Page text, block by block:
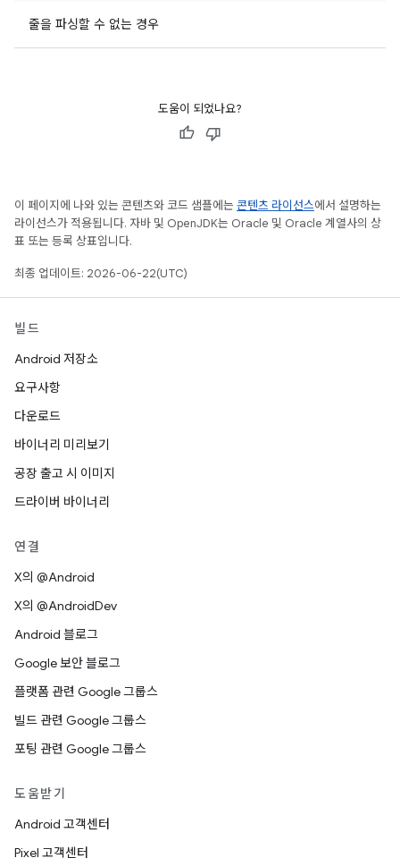
줄을 파싱할 수 없는 경우
도움이 되었나요?
이 페이지에 나와 있는 콘텐츠와 코드 샘플에는 콘텐츠 라이선스에서 설명하는
라이선스가 적용됩니다. 자바 및 OpenJDK는 Oracle 및 Oracle 계열사의 상
표 또는 등록 상표입니다.
최종 업데이트: 2026-06-22(UTC)
빌드
Android 저장소
요구사항
다운로드
바이너리 미리보기
공장 출고 시 이미지
드라이버 바이너리
연결
X의 @Android
X의 @AndroidDev
Android 블로그
Google 보안 블로그
플랫폼 관련 Google 그룹스
빌드 관련 Google 그룹스
포팅 관련 Google 그룹스
도움받기
Android 고객센터
Pixel 고객센터